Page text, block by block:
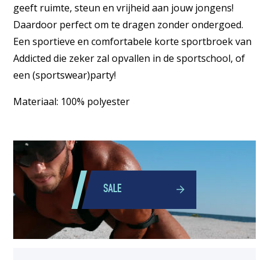
geeft ruimte, steun en vrijheid aan jouw jongens!
Daardoor perfect om te dragen zonder ondergoed.
Een sportieve en comfortabele korte sportbroek van
Addicted die zeker zal opvallen in de sportschool, of
een (sportswear)party!
Materiaal: 100% polyester
SALE